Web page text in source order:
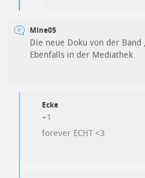
Mine05
Die neue Doku von der Band
Ebenfalls in der Mediathek.
Ecke
+1
forever ECHT <3